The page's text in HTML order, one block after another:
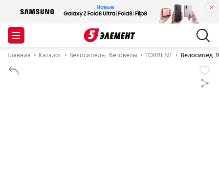
Главная Каталог Велосипеды, беговелы TORRENT Велосипед